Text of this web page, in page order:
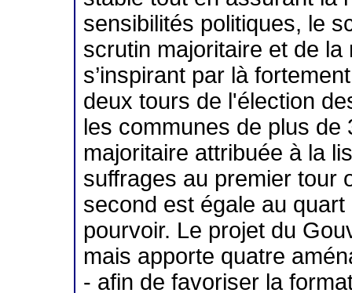
sensibilités politiques, le
scrutin majoritaire et de
s’inspirant par là
deux tours de l'élection
les communes de plus
majoritaire attribuée à la
suffrages au premier tour
second est égale au
pourvoir. Le projet du
mais apporte quatre
- afin de favoriser la